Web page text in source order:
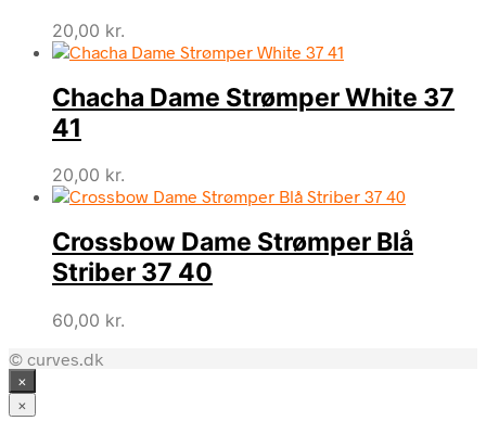
20,00 kr.
Chacha Dame Strømper White 37
41
20,00 kr.
Crossbow Dame Strømper Blå
Striber 37 40
60,00 kr.
© curves.dk
×
×